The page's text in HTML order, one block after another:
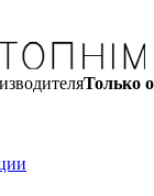
Только